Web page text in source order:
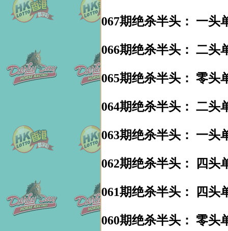
067期绝杀半头： 一头
066期绝杀半头： 二头
065期绝杀半头： 零头
064期绝杀半头： 二头
063期绝杀半头： 一头
062期绝杀半头： 四头
061期绝杀半头： 四头
060期绝杀半头： 零头